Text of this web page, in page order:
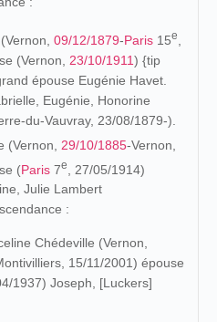
(Vernon, 09/12/1879-Paris 15e
(Vernon, 23/10/1911) {tip
épouse Eugénie Havet.
Eugénie, Honorine
du-Vauvray, 23/08/1879-).
(Vernon, 29/10/1885-Vernon,
(Paris 7e
, 27/05/1914)
Julie Lambert
:
Chédeville (Vernon,
15/11/2001) épouse
1937) Joseph, [Luckers]